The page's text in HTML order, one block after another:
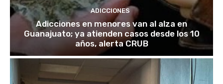
ADICCIONES
Adicciones en menores van al alza en
Guanajuato; ya atienden casos desde los 10
años, alerta CRUB